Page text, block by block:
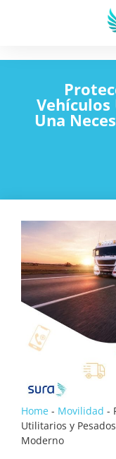
Una
Home - Movilidad -
Utilitarios y
Moderno